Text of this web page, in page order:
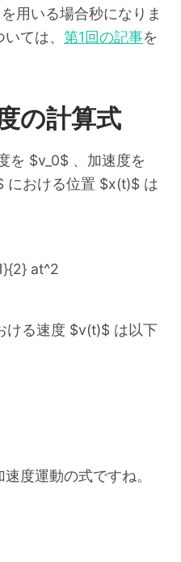
を用いる場合秒になりま
ては、 第1回の記事を
の計算式
を $v_0$ 、加速度を
における位置 $x(t)$ は
at^2
ける速度 $v(t)$ は以下
度運動の式ですね。